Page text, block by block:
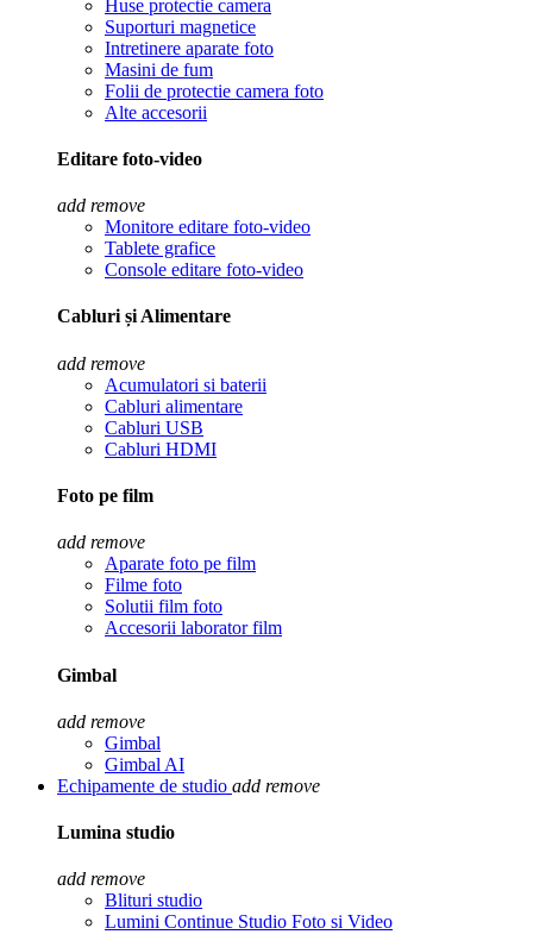
Huse protectie camera
Suporturi magnetice
Intretinere aparate foto
Masini de fum
Folii de protectie camera foto
Alte accesorii
Editare foto-video
add remove
Monitore editare foto-video
Tablete grafice
Console editare foto-video
Cabluri și Alimentare
add remove
Acumulatori si baterii
Cabluri alimentare
Cabluri USB
Cabluri HDMI
Foto pe film
add remove
Aparate foto pe film
Filme foto
Solutii film foto
Accesorii laborator film
Gimbal
add remove
Gimbal
Gimbal AI
Echipamente de studio add remove
Lumina studio
add remove
Blituri studio
Lumini Continue Studio Foto si Video